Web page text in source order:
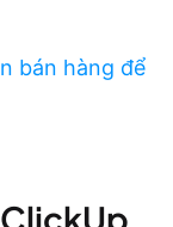
bán hàng để